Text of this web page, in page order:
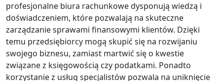
profesjonalne biura rachunkowe dysponują wiedzą i
doświadczeniem, które pozwalają na skuteczne
zarządzanie sprawami finansowymi klientów. Dzięki
temu przedsiębiorcy mogą skupić się na rozwijaniu
swojego biznesu, zamiast martwić się o kwestie
związane z księgowością czy podatkami. Ponadto
korzystanie z usług specjalistów pozwala na uniknięcie